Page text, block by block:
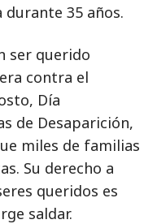
35 años.
ser querido
contra el
Día
de Desaparición,
miles de familias
Su derecho a
queridos es
saldar.